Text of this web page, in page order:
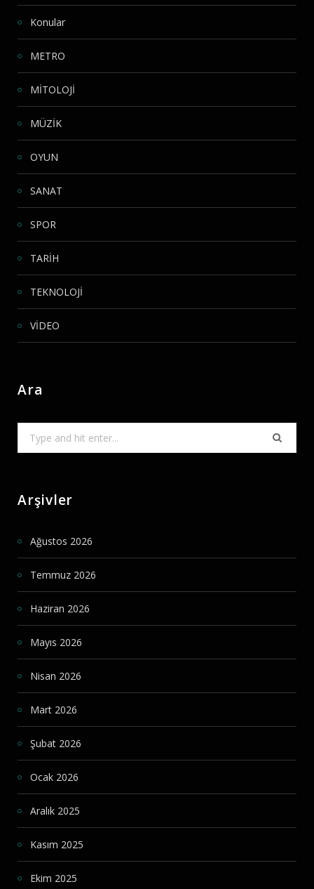
Konular
METRO
MİTOLOJİ
MÜZİK
OYUN
SANAT
SPOR
TARİH
TEKNOLOJİ
VİDEO
Ara
Arşivler
Ağustos 2026
Temmuz 2026
Haziran 2026
Mayıs 2026
Nisan 2026
Mart 2026
Şubat 2026
Ocak 2026
Aralık 2025
Kasım 2025
Ekim 2025